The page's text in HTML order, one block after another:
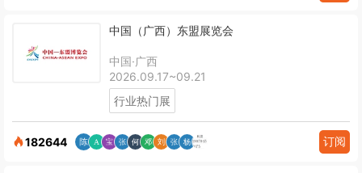
中国（广西）东盟展览会
中国·广西
2026.09.17~09.21
行业热门展
182644 订阅